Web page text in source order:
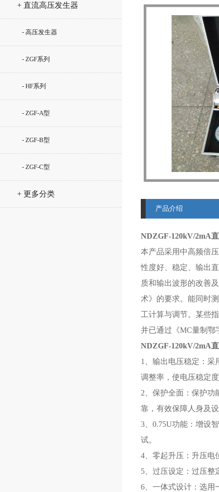
+ 直流高压发生器
- 高压发生器
- ZGF系列
- HF系列
- ZGF-A型
- ZGF-B型
- ZGF-C型
+ 更多分类
产品介绍
NDZGF-120kV/2mA
本产品采用中高频倍
性度好、稳定、输出
质和输出波形的改善
术》的要求。能同时
工计算与调节。某些
并已通过《MC量制鄂
NDZGF-120kV/2mA
1、输出电压稳定：采
调整率，使电压稳定
2、保护全面：保护功
靠，有效保障人身及
3、0.75U功能：增设
试。
4、零起升压：升压电
5、过压设定：过压整
6、一体式设计：选用